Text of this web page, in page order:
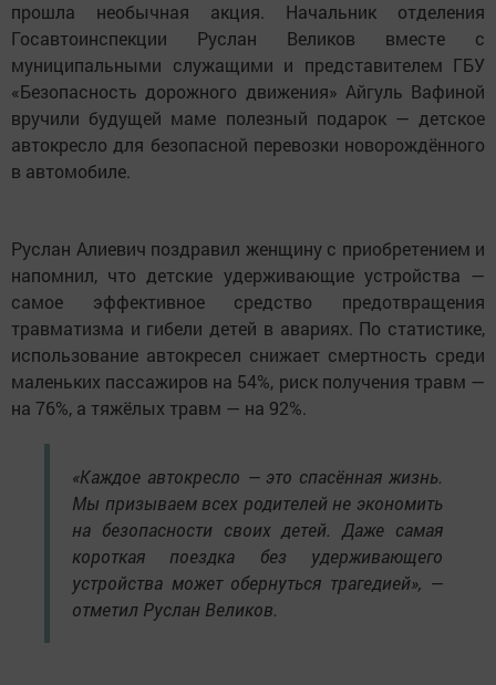
прошла необычная акция. Начальник отделения
Госавтоинспекции Руслан Великов вместе с
муниципальными служащими и представителем ГБУ
«Безопасность дорожного движения» Айгуль Вафиной
вручили будущей маме полезный подарок — детское
автокресло для безопасной перевозки новорождённого
в автомобиле.
Руслан Алиевич поздравил женщину с приобретением и
напомнил, что детские удерживающие устройства —
самое эффективное средство предотвращения
травматизма и гибели детей в авариях. По статистике,
использование автокресел снижает смертность среди
маленьких пассажиров на 54%, риск получения травм —
на 76%, а тяжёлых травм — на 92%.
«Каждое автокресло — это спасённая жизнь.
Мы призываем всех родителей не экономить
на безопасности своих детей. Даже самая
короткая поездка без удерживающего
устройства может обернуться трагедией», —
отметил Руслан Великов.